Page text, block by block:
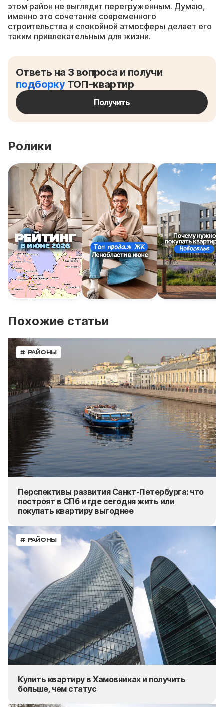
этом район не выглядит перегруженным. Думаю,
именно это сочетание современного
строительства и спокойной атмосферы делает его
таким привлекательным для жизни.
Ответь на 3 вопроса и получи
подборкуТОП-квартир
Получить
Ролики
Похожие статьи
# РАЙОНЫ
Перспективы развития Санкт-Петербурга: что
построят в СПб и где сегодня жить или
покупать квартиру выгоднее
# РАЙОНЫ
Купить квартиру в Хамовниках и получить
больше, чем статус